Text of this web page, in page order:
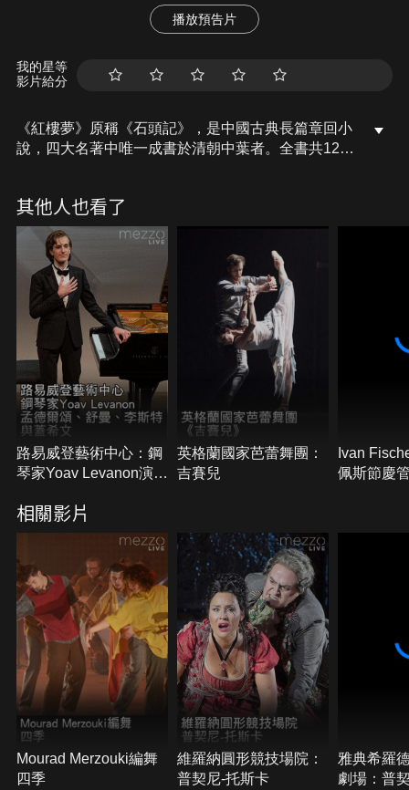
播放預告片
我的星等
影片給分
《紅樓夢》原稱《石頭記》，是中國古典長篇章回小
說，四大名著中唯一成書於清朝中葉者。全書共120
及章回小說的巔峰之作，此書最為人所熟知的情節屬
賈寶玉和林黛玉、薛寶釵的三角戀愛糾葛，也描寫了
一個美好世界的興起、發展，和最後無可避免的悲劇
性幻滅。作者創造了大觀園這個理想世界，希望它長
駐人間；另一方面又無情地寫出，現實世界的力量不
斷摧殘理想世界，直至它完全毀滅。
其他人也看了
路易威登藝術中心：鋼
琴家Yoav Levanon演奏
特與蓋希文
英格蘭國家芭蕾舞團：
吉賽兒
Ivan
佩斯節慶
相關影片
Mourad Merzouki編舞
四季
維羅納圓形競技場院：
普契尼-托斯卡
雅典希羅
劇場：普